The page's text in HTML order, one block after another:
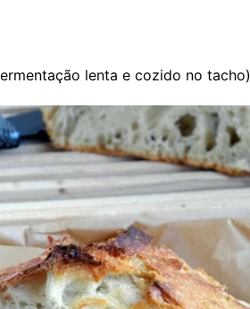
lenta e cozido no tacho)